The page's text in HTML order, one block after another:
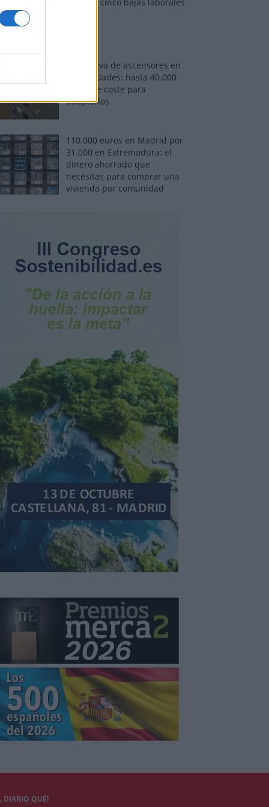
Normativa de ascensores en
comunidades: hasta 40.000
euros de coste para
adaptarlos
110.000 euros en Madrid por
31.000 en Extremadura: el
dinero ahorrado que
necesitas para comprar una
vivienda por comunidad
DIARIO QUÉ!